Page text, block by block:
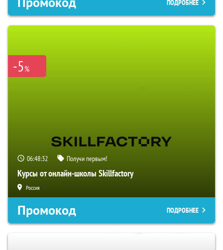
ПОДРОБНЕЕ
-5%
06:48:31 Получи первым!
Курсы от онлайн-школы Skillfactory
Россия
Промокод ПОДРОБНЕЕ